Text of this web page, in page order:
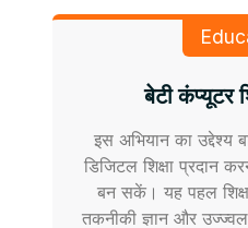
बेटी कंप्यूटर
इस अभियान का उद्देश्य
डिजिटल शिक्षा प्रदान
बन सकें। यह पहल
तकनीकी ज्ञान और